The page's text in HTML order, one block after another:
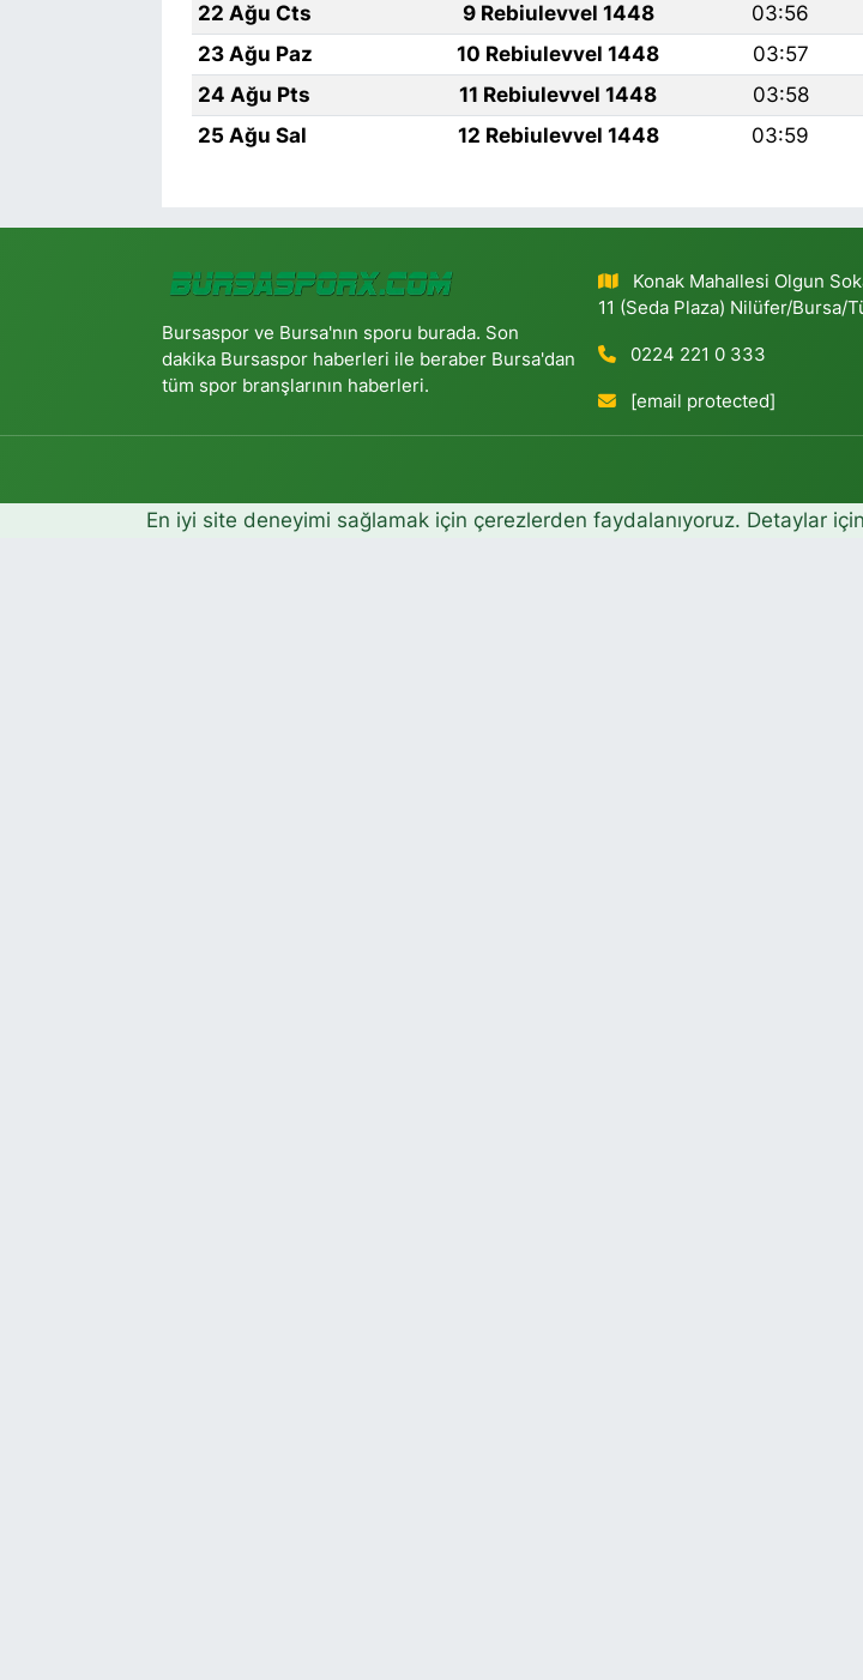
22 Ağu Cts
9 Rebiulevvel 1448 03:56
23 Ağu Paz
10 Rebiulevvel 1448 03:57
24 Ağu Pts
11 Rebiulevvel 1448 03:58
25 Ağu Sal
12 Rebiulevvel 1448 03:59
Bursaspor ve Bursa'nın sporu burada. Son
dakika Bursaspor haberleri ile beraber Bursa'dan
tüm spor branşlarının haberleri.
Konak Mahallesi Olgun
11 (Seda Plaza) Nilüfer/Bursa/
0224 221 0 333
[email protected]
En iyi site deneyimi sağlamak için çerezlerden faydalanıyoruz. Detaylar